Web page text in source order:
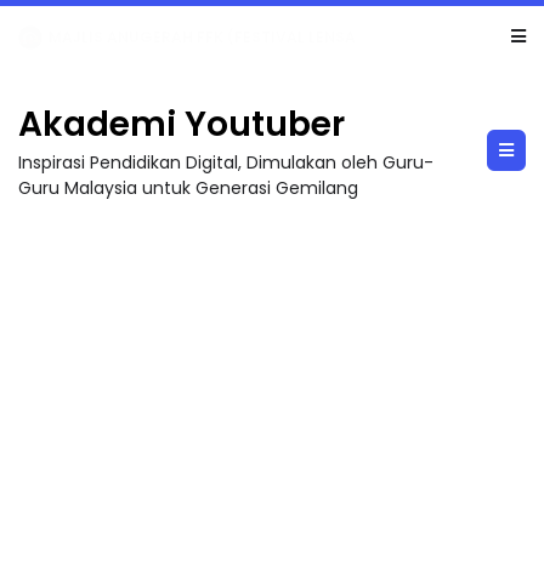
Akademi Youtuber
Inspirasi Pendidikan Digital, Dimulakan oleh Guru-
Guru Malaysia untuk Generasi Gemilang